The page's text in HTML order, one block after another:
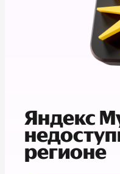
Яндекс
регионе